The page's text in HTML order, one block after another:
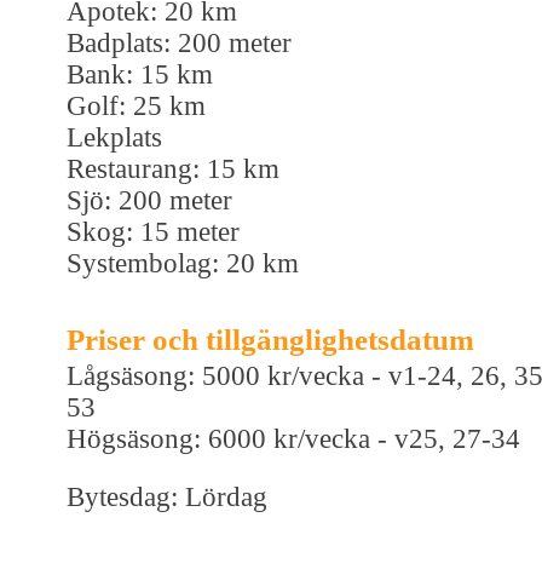
Apotek: 20 km
Badplats: 200 meter
Bank: 15 km
Golf: 25 km
Lekplats
Restaurang: 15 km
Sjö: 200 meter
Skog: 15 meter
Systembolag: 20 km
Priser och tillgänglighetsdatum
Lågsäsong: 5000 kr/vecka - v1-24, 26,
53
Högsäsong: 6000 kr/vecka - v25, 27-34
Bytesdag: Lördag